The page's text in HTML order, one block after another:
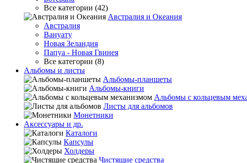
Все категории (42)
Австралия и Океания
Австралия
Вануату
Новая Зеландия
Папуа - Новая Гвинея
Все категории (8)
Альбомы и листы
Альбомы-планшеты
Альбомы-книги
Альбомы с кольцевым
Листы для альбомов
Монетники
Аксессуары и др.
Каталоги
Капсулы
Холдеры
Чистящие средства